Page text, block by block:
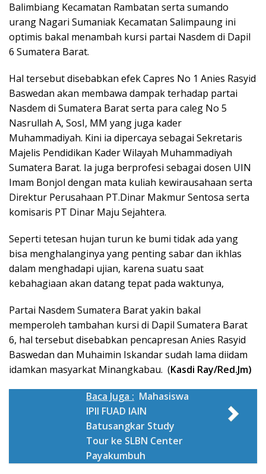
Balimbiang Kecamatan Rambatan serta sumando
urang Nagari Sumaniak Kecamatan Salimpaung ini
optimis bakal menambah kursi partai Nasdem di Dapil
6 Sumatera Barat.
Hal tersebut disebabkan efek Capres No 1 Anies Rasyid
Baswedan akan membawa dampak terhadap partai
Nasdem di Sumatera Barat serta para caleg No 5
Nasrullah A, SosI, MM yang juga kader
Muhammadiyah. Kini ia dipercaya sebagai Sekretaris
Majelis Pendidikan Kader Wilayah Muhammadiyah
Sumatera Barat. Ia juga berprofesi sebagai dosen UIN
Imam Bonjol dengan mata kuliah kewirausahaan serta
Direktur Perusahaan PT.Dinar Makmur Sentosa serta
komisaris PT Dinar Maju Sejahtera.
Seperti tetesan hujan turun ke bumi tidak ada yang
bisa menghalanginya yang penting sabar dan ikhlas
dalam menghadapi ujian, karena suatu saat
kebahagiaan akan datang tepat pada waktunya,
Partai Nasdem Sumatera Barat yakin bakal
memperoleh tambahan kursi di Dapil Sumatera Barat
6, hal tersebut disebabkan pencapresan Anies Rasyid
Baswedan dan Muhaimin Iskandar sudah lama diidam
idamkan masyarkat Minangkabau. (Kasdi Ray/Red.Jm)
Baca Juga : Mahasiswa
IPII FUAD IAIN
Batusangkar Study
Tour ke SLBN Center
Payakumbuh